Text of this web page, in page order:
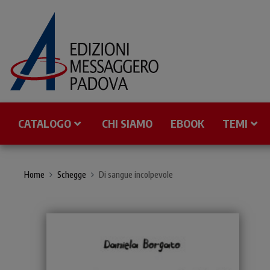
CATALOGO CHI SIAMO EBOOK TEMI
Home Schegge Di sangue incolpevole